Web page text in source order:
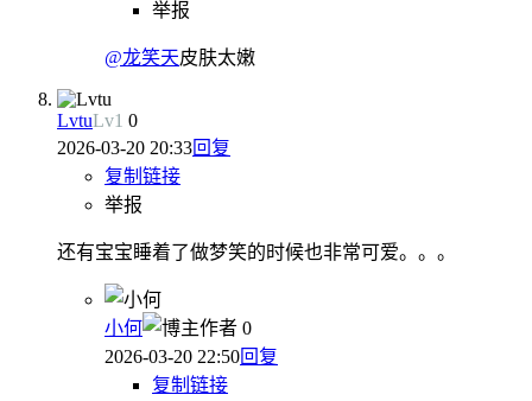
举报
@龙笑天皮肤太嫩
LvtuLv1 0
2026-03-20 20:33回复
复制链接
举报
还有宝宝睡着了做梦笑的时候也非常可爱。。。
小何 作者 0
2026-03-20 22:50回复
复制链接